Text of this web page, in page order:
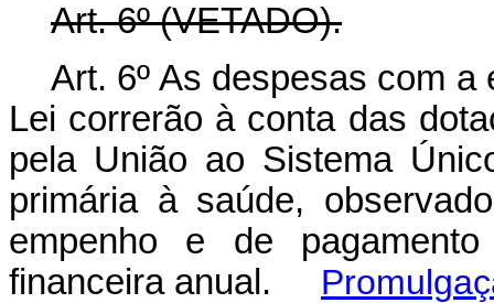
Art. 6º (VETADO).
Art. 6º As despesas com
Lei correrão à conta das
pela União ao Sistema
primária à saúde,
empenho e de
financeira anual.